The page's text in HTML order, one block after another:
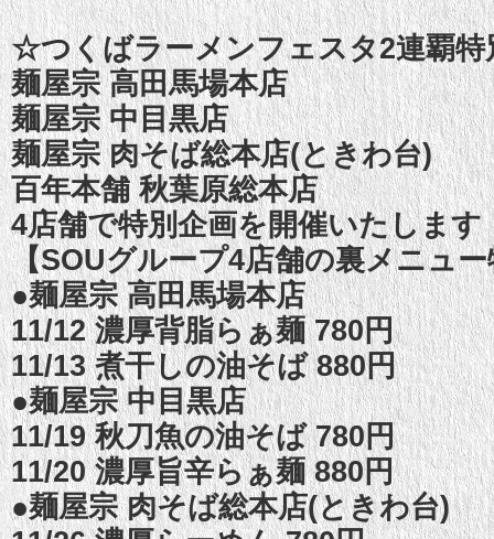
☆つくばラーメンフェスタ2連覇
麺屋宗 高田馬場本店
麺屋宗 中目黒店
麺屋宗 肉そば総本店(ときわ台)
百年本舗 秋葉原総本店
4店舗で特別企画を開催いたします
【SOUグループ4店舗の裏メニュ
●麺屋宗 高田馬場本店
11/12 濃厚背脂らぁ麺 780円
11/13 煮干しの油そば 880円
●麺屋宗 中目黒店
11/19 秋刀魚の油そば 780円
11/20 濃厚旨辛らぁ麺 880円
●麺屋宗 肉そば総本店(ときわ台)